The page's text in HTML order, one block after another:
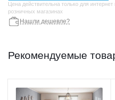
Цена действительна только для
розничных магазинах
Нашли дешевле?
Рекомендуемые